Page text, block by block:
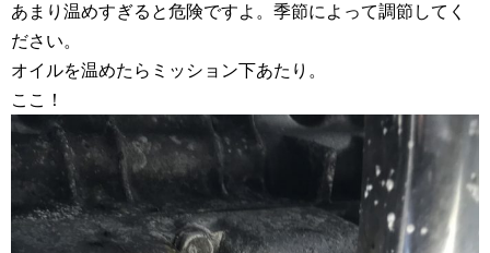
あまり温めすぎると危険ですよ。季節によって調節してく
ださい。
オイルを温めたらミッション下あたり。
ここ！